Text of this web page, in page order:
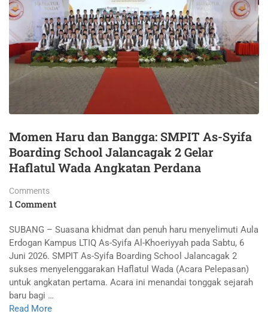
Momen Haru dan Bangga: SMPIT As-Syifa
Boarding School Jalancagak 2 Gelar
Haflatul Wada Angkatan Perdana
Comments
1 Comment
SUBANG – Suasana khidmat dan penuh haru menyelimuti Aula
Erdogan Kampus LTIQ As-Syifa Al-Khoeriyyah pada Sabtu, 6
Juni 2026. SMPIT As-Syifa Boarding School Jalancagak 2
sukses menyelenggarakan Haflatul Wada (Acara Pelepasan)
untuk angkatan pertama. Acara ini menandai tonggak sejarah
baru bagi …
Read More